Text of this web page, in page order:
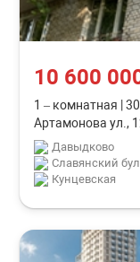
10 600
1 – комнатная
Артамонова ул.,
Давыдково
Славянский
Кунцевская